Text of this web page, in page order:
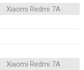
Xiaomi Redmi 7A
Xiaomi Redmi 7A